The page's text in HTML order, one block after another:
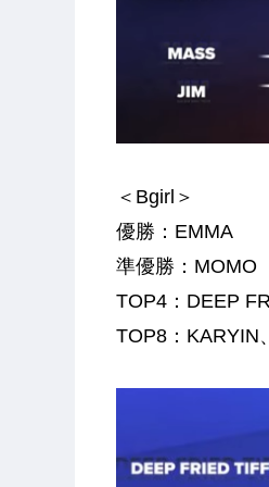
＜Bgirl＞
優勝：EMMA
準優勝：MOMO
TOP4：DEEP
TOP8：KARYIN